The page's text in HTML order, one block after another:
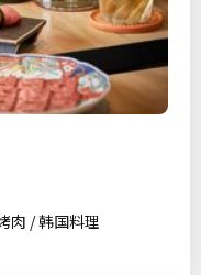
肉 / 韩国料理